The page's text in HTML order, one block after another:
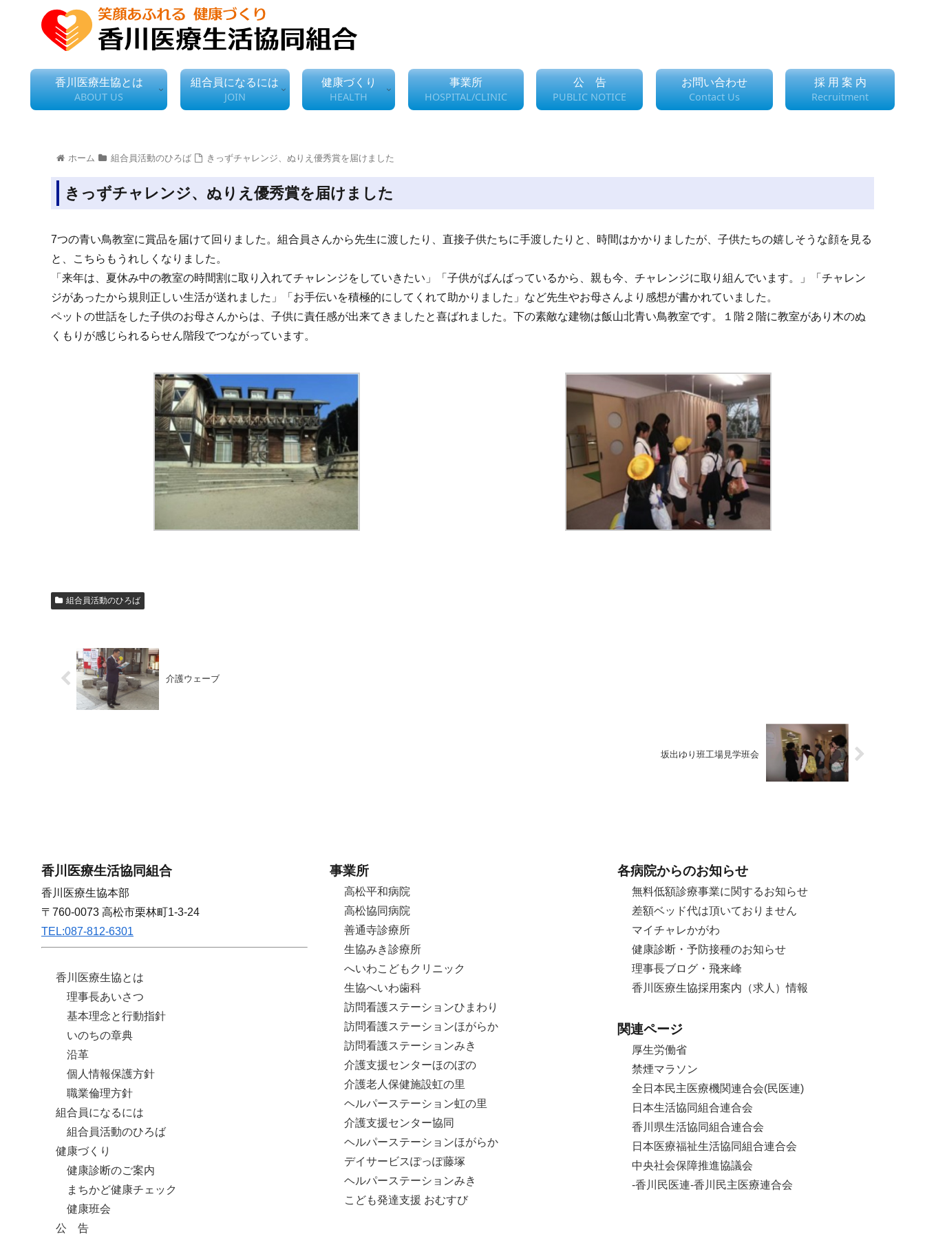
香川医療生協とは
ABOUT US
組合員になるには
JOIN
健康づくり
HEALTH
事業所
HOSPITAL/CLINIC
公 告
PUBLIC NOTICE
お問い合わせ
Contact Us
採 用 案 内
Recruitment
ホーム 組合員活動のひろば きっずチャレンジ、ぬりえ優秀賞を届けました
きっずチャレンジ、ぬりえ優秀賞を届けました
7つの青い鳥教室に賞品を届けて回りました。組合員さんから先生に渡したり、直接子供たちに手渡したりと、時間はかかりましたが、子供たちの嬉しそうな顔を見る
と、こちらもうれしくなりました。
「来年は、夏休み中の教室の時間割に取り入れてチャレンジをしていきたい」「子供がばんばっているから、親も今、チャレンジに取り組んでいます。」「チャレン
ジがあったから規則正しい生活が送れました」「お手伝いを積極的にしてくれて助かりました」など先生やお母さんより感想が書かれていました。
ペットの世話をした子供のお母さんからは、子供に責任感が出来てきましたと喜ばれました。下の素敵な建物は飯山北青い鳥教室です。１階２階に教室があり木のぬ
くもりが感じられるらせん階段でつながっています。
組合員活動のひろば
介護ウェーブ
坂出ゆり班工場見学班会
香川医療生活協同組合
香川医療生協本部
〒760-0073 高松市栗林町1-3-24
TEL:087-812-6301
香川医療生協とは
理事長あいさつ
基本理念と行動指針
いのちの章典
沿革
個人情報保護方針
職業倫理方針
組合員になるには
組合員活動のひろば
健康づくり
健康診断のご案内
まちかど健康チェック
健康班会
公 告
事業所
高松平和病院
高松協同病院
善通寺診療所
生協みき診療所
へいわこどもクリニック
生協へいわ歯科
訪問看護ステーションひまわり
訪問看護ステーションほがらか
訪問看護ステーションみき
介護支援センターほのぼの
介護老人保健施設虹の里
ヘルパーステーション虹の里
介護支援センター協同
ヘルパーステーションほがらか
デイサービスぽっぽ藤塚
ヘルパーステーションみき
こども発達支援 おむすび
各病院からのお知らせ
無料低額診療事業に関するお知らせ
差額ベッド代は頂いておりません
マイチャレかがわ
健康診断・予防接種のお知らせ
理事長ブログ・飛来峰
香川医療生協採用案内（求人）情報
関連ページ
厚生労働省
禁煙マラソン
全日本民主医療機関連合会(民医連)
日本生活協同組合連合会
香川県生活協同組合連合会
日本医療福祉生活協同組合連合会
中央社会保障推進協議会
-香川民医連-香川民主医療連合会